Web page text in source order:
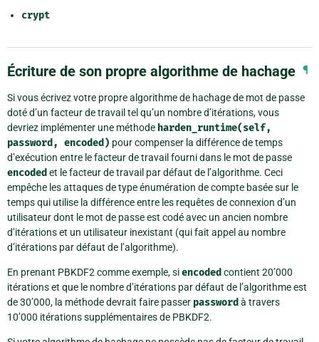
crypt
Écriture de son propre algorithme de hachage ¶
Si vous écrivez votre propre algorithme de hachage de mot de passe
doté d’un facteur de travail tel qu’un nombre d’itérations, vous
devriez implémenter une méthode harden_runtime(self,
password, encoded) pour compenser la différence de temps
d’exécution entre le facteur de travail fourni dans le mot de passe
encoded et le facteur de travail par défaut de l’algorithme. Ceci
empêche les attaques de type énumération de compte basée sur le
temps qui utilise la différence entre les requêtes de connexion d’un
utilisateur dont le mot de passe est codé avec un ancien nombre
d’itérations et un utilisateur inexistant (qui fait appel au nombre
d’itérations par défaut de l’algorithme).
En prenant PBKDF2 comme exemple, siencoded contient 20’000
itérations et que le nombre d’itérations par défaut de l’algorithme est
de 30’000, la méthode devrait faire passer password à travers
10’000 itérations supplémentaires de PBKDF2.